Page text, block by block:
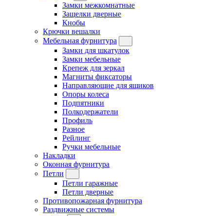
Замки межкомнатные
Защелки дверные
Кнобы
Крючки вешалки
Мебельная фурнитура
Замки для шкатулок
Замки мебельные
Крепеж для зеркал
Магниты фиксаторы
Направляющие для ящиков
Опоры колеса
Подпятники
Полкодержатели
Профиль
Разное
Рейлинг
Ручки мебельные
Накладки
Оконная фурнитура
Петли
Петли гаражные
Петли дверные
Противопожарная фурнитура
Раздвижные системы